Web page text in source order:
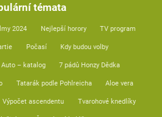
témata
2024 Nejlepší horory TV program
Počasí Kdy budou volby
Auto – katalog 7 pádů Honzy Dědka
Tatarák podle Pohlreicha Aloe vera
Výpočet ascendentu Tvarohové knedlíky